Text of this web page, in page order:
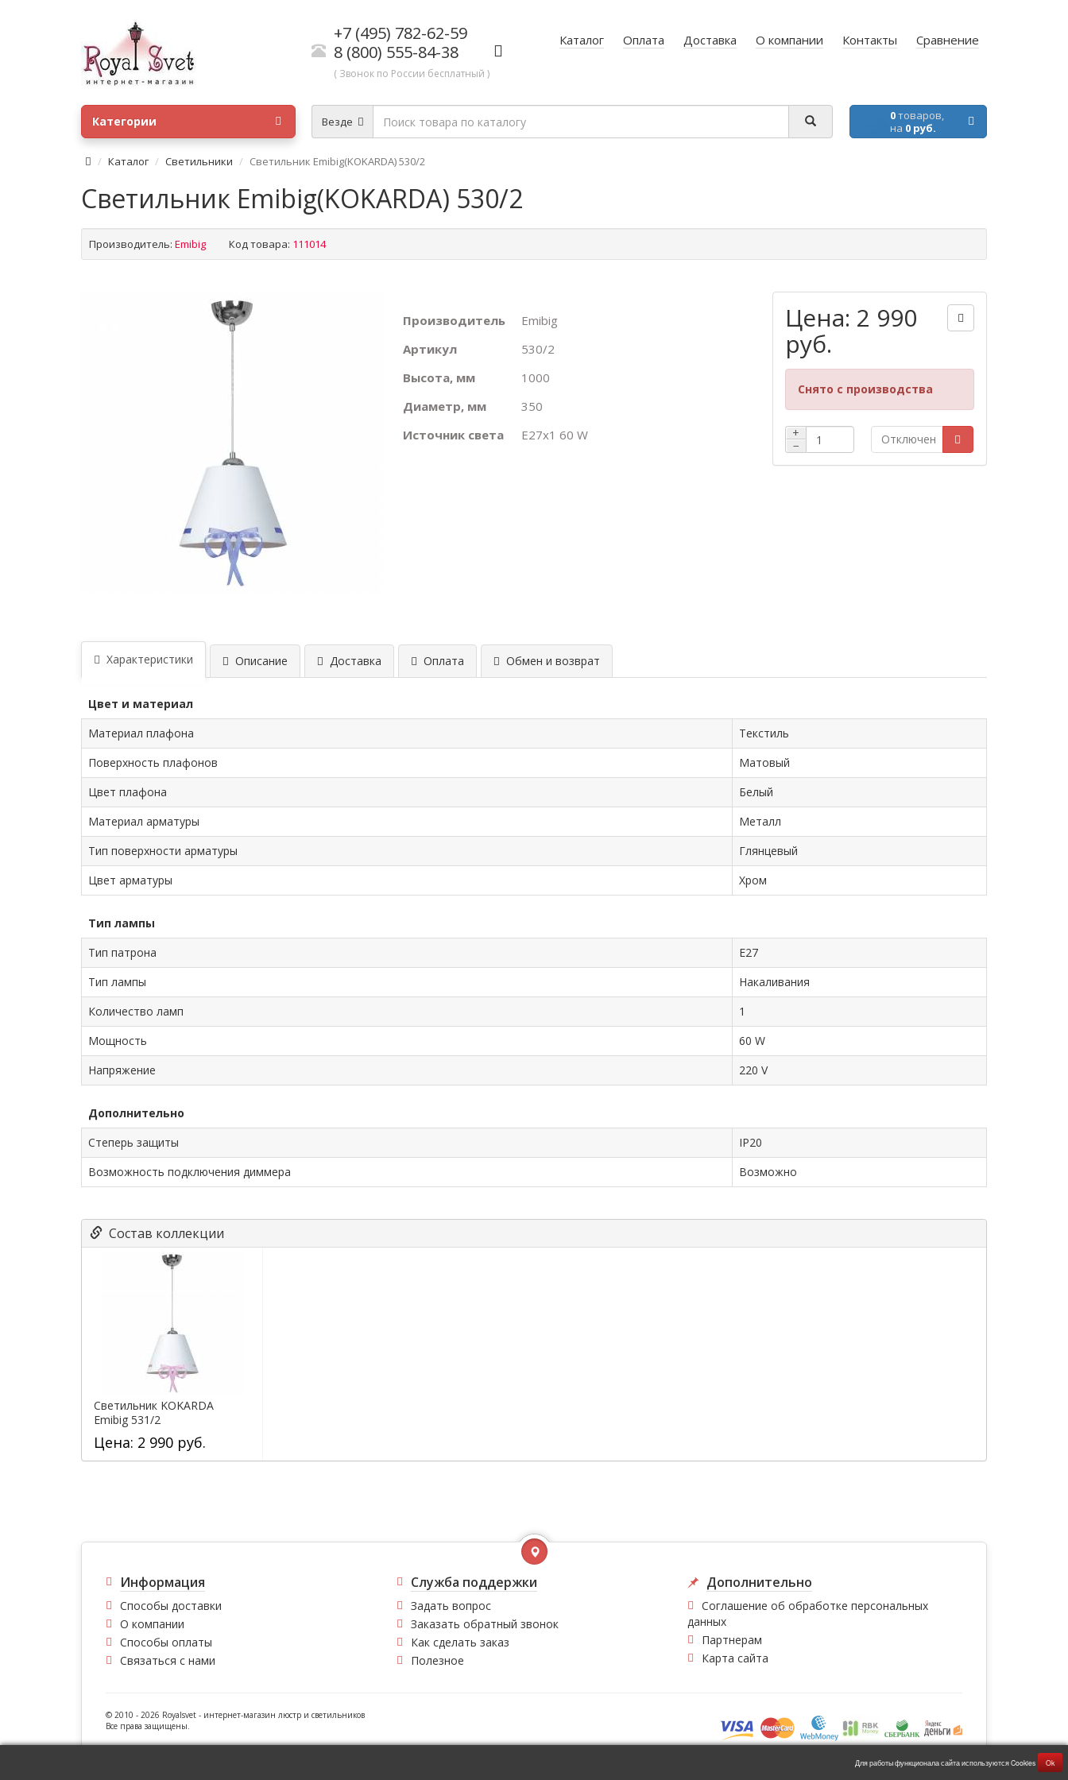
+7 (495) 782-62-59
8 (800) 555-84-38
( Звонок по России бесплатный )
Каталог Оплата Доставка О компании Контакты Сравнение
Везде 0товаров,
на 0 руб.
Категории
Каталог Светильники Светильник Emibig(KOKARDA) 530/2
Светильник Emibig(KOKARDA) 530/2
Производитель: Emibig Код товара: 111014
Производитель
Emibig
Артикул
530/2
Высота, мм
1000
Диаметр, мм
350
Источник света
E27х1 60 W
Цена: 2 990
руб.
Снято с производства
+
−
Отключен
Характеристики Описание Доставка Оплата Обмен и возврат
Цвет и материал
Материал плафона
Текстиль
Поверхность плафонов
Матовый
Цвет плафона
Белый
Материал арматуры
Металл
Тип поверхности арматуры
Глянцевый
Цвет арматуры
Хром
Тип лампы
Тип патрона
E27
Тип лампы
Накаливания
Количество ламп
1
Мощность
60 W
Напряжение
220 V
Дополнительно
Степерь защиты
IP20
Возможность подключения диммера
Возможно
Состав коллекции
Светильник KOKARDA
Emibig 531/2
Цена: 2 990 руб.
Информация
Способы доставки
О компании
Способы оплаты
Связаться с нами
Служба поддержки
Задать вопрос
Заказать обратный звонок
Как сделать заказ
Полезное
Дополнительно
Соглашение об обработке персональных
данных
Партнерам
Карта сайта
© 2010 - 2026 Royalsvet - интернет-магазин люстр и светильников
Все права защищены.
Для работы функционала сайта используются Cookies Ok